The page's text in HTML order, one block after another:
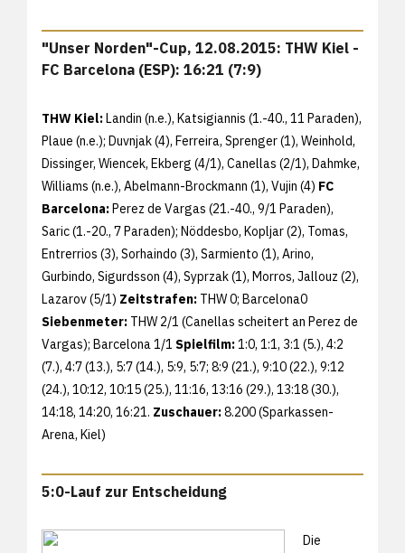
"Unser Norden"-Cup, 12.08.2015: THW Kiel -
FC Barcelona (ESP): 16:21 (7:9)
THW Kiel:Landin (n.e.), Katsigiannis (1.-40., 11 Paraden),
Plaue (n.e.); Duvnjak (4), Ferreira, Sprenger (1), Weinhold,
Dissinger, Wiencek, Ekberg (4/1), Canellas (2/1), Dahmke,
Williams (n.e.), Abelmann-Brockmann (1), Vujin (4) FC
Barcelona:Perez de Vargas (21.-40., 9/1 Paraden),
Saric (1.-20., 7 Paraden); Nöddesbo, Kopljar (2), Tomas,
Entrerrios (3), Sorhaindo (3), Sarmiento (1), Arino,
Gurbindo, Sigurdsson (4), Syprzak (1), Morros, Jallouz (2),
Lazarov (5/1) Zeitstrafen: THW 0; Barcelona0
Siebenmeter: THW 2/1 (Canellas scheitert an Perez de
Vargas); Barcelona 1/1 Spielfilm:1:0, 1:1, 3:1 (5.), 4:2
(7.), 4:7 (13.), 5:7 (14.), 5:9, 5:7; 8:9 (21.), 9:10 (22.), 9:12
(24.), 10:12, 10:15 (25.), 11:16, 13:16 (29.), 13:18 (30.),
14:18, 14:20, 16:21. Zuschauer:8.200 (Sparkassen-
Arena, Kiel)
5:0-Lauf zur Entscheidung
Die